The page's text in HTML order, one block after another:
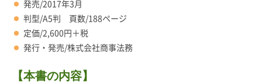
発売/2017年3月
判型/A5判 頁数/188ページ
定価/2,600円＋税
発行・発売/株式会社商事法務
【本書の内容】